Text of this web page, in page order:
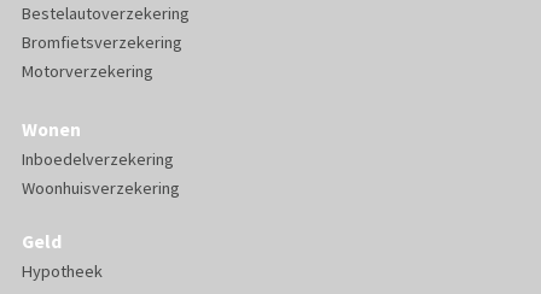
Bestelautoverzekering
Bromfietsverzekering
Motorverzekering
Wonen
Inboedelverzekering
Woonhuisverzekering
Geld
Hypotheek